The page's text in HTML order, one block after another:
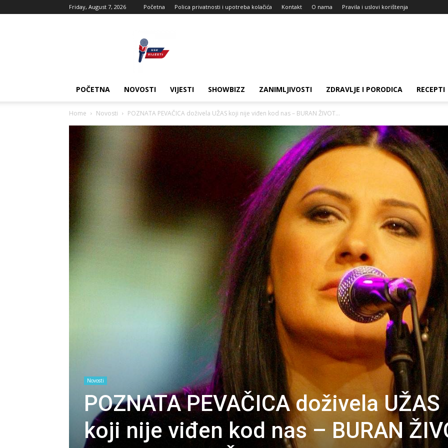
Friday, August 7, 2026 Početna Polica privatnosti i upotreba kolačića Kontakt O nama Pravila i uslovi korištenja
POČETNA NOVOSTI VIJESTI SHOWBIZZ ZANIMLJIVOSTI ZDRAVLJE I PORODICA RECEPTI
Home Novosti POZNATA PEVAČICA doživela UŽAS koji nije viđen kod nas – BURAN ŽIVOT...
Novosti
POZNATA PEVAČICA doživela UŽAS
koji nije viđen kod nas – BURAN